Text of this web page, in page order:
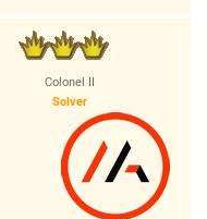
Colonel II
Solver